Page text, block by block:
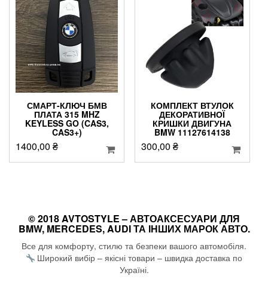
СМАРТ-КЛЮЧ БМВ
ПЛАТА 315 MHZ
KEYLESS GO (CAS3,
CAS3+)
1400,00 ₴
КОМПЛЕКТ ВТУЛОК
ДЕКОРАТИВНОЇ
КРИШКИ ДВИГУНА
BMW 11127614138
300,00 ₴
© 2018 AVTOSTYLE – АВТОАКСЕСУАРИ ДЛЯ
BMW, MERCEDES, AUDI ТА ІНШИХ МАРОК АВТО.
Все для комфорту, стилю та безпеки вашого автомобіля.
Широкий вибір – якісні товари – швидка доставка по
Україні.